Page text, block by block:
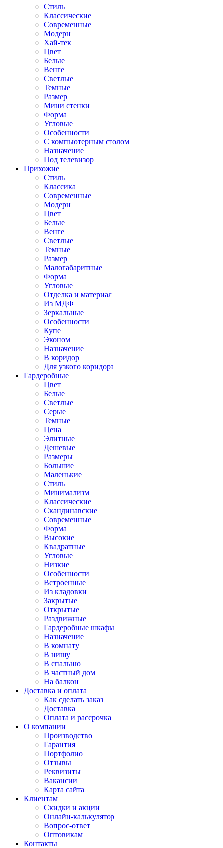
Стиль
Классические
Современные
Модерн
Хай-тек
Цвет
Белые
Венге
Светлые
Темные
Размер
Мини стенки
Форма
Угловые
Особенности
С компьютерным столом
Назначение
Под телевизор
Прихожие
Стиль
Классика
Современные
Модерн
Цвет
Белые
Венге
Светлые
Темные
Размер
Малогабаритные
Форма
Угловые
Отделка и материал
Из МДФ
Зеркальные
Особенности
Купе
Эконом
Назначение
В коридор
Для узкого коридора
Гардеробные
Цвет
Белые
Светлые
Серые
Темные
Цена
Элитные
Дешевые
Размеры
Большие
Маленькие
Стиль
Минимализм
Классические
Скандинавские
Современные
Форма
Высокие
Квадратные
Угловые
Низкие
Особенности
Встроенные
Из кладовки
Закрытые
Открытые
Раздвижные
Гардеробные шкафы
Назначение
В комнату
В нишу
В спальню
В частный дом
На балкон
Доставка и оплата
Как сделать заказ
Доставка
Оплата и рассрочка
О компании
Производство
Гарантия
Портфолио
Отзывы
Реквизиты
Вакансии
Карта сайта
Клиентам
Скидки и акции
Онлайн-калькулятор
Вопрос-ответ
Оптовикам
Контакты